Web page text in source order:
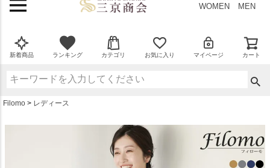
WOMEN MEN
新着商品 ランキング カテゴリ お気に入り マイページ カート
Filomo レディース